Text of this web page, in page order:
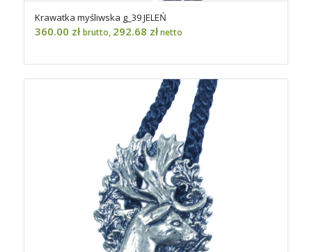
Krawatka myśliwska g_39 JELEŃ
360.00 zł brutto, 292.68 złnetto